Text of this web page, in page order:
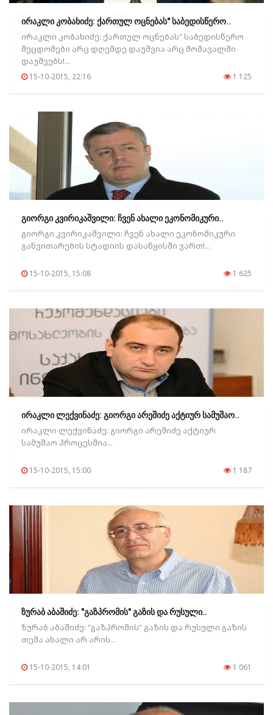
ირაკლი კობახიძე: ქართულ ოცნებას" საბედისწერო..
ირაკლი კობახიძე: ქართულ ოცნებას" საბედისწერო
შეცდომები არც დღემდე დაუშვია არც მომავალში
დაუშვებს!...
15-10-2015, 22:16 1 125
გიორგი კვირიკაშვილი: ჩვენ ახალი ეკონომიკური..
გიორგი კვირიკაშვილი: ჩვენ ახალი ეკონომიკური
განვითარების სტადიის დასაწყისში ვართ!...
15-10-2015, 15:08 1 625
ირაკლი ლექვინაძე: გიორგი არეშიძე აქტიურ სამუშაო..
ირაკლი ლექვინაძე: გიორგი არეშიძე აქტიურ
სამუშაო პროცესშია...
15-10-2015, 15:00 1 187
ზურაბ აბაშიძე: "გაზპრომის" გაზის და რუსული..
ზურაბ აბაშიძე: "გაზპრომის" გაზის და რუსული გაზის
თემა ახალი არ არის...
15-10-2015, 14:01 1 061